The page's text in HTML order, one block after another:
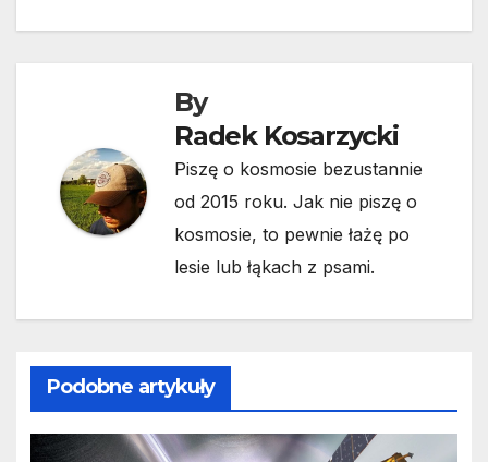
By
Radek Kosarzycki
Piszę o kosmosie bezustannie
od 2015 roku. Jak nie piszę o
kosmosie, to pewnie łażę po
lesie lub łąkach z psami.
Podobne artykuły